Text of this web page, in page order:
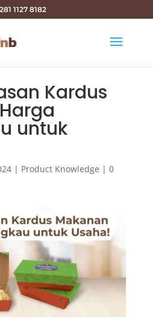
1127 8182
Kardus
untuk
| Product Knowledge | 0